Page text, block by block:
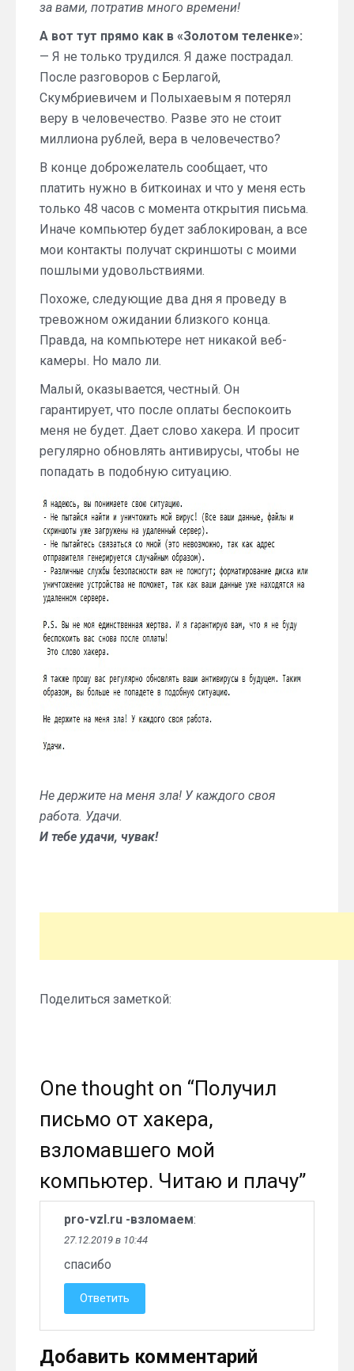
за вами, потратив много времени!
А вот тут прямо как в «Золотом теленке»:
— Я не только трудился. Я даже пострадал.
После разговоров с Берлагой,
Скумбриевичем и Полыхаевым я потерял
веру в человечество. Разве это не стоит
миллиона рублей, вера в человечество?
В конце доброжелатель сообщает, что
платить нужно в биткоинах и что у меня есть
только 48 часов с момента открытия письма.
Иначе компьютер будет заблокирован, а все
мои контакты получат скриншоты с моими
пошлыми удовольствиями.
Похоже, следующие два дня я проведу в
тревожном ожидании близкого конца.
Правда, на компьютере нет никакой веб-
камеры. Но мало ли.
Малый, оказывается, честный. Он
гарантирует, что после оплаты беспокоить
меня не будет. Дает слово хакера. И просит
регулярно обновлять антивирусы, чтобы не
попадать в подобную ситуацию.
Не держите на меня зла! У каждого своя
работа. Удачи.
И тебе удачи, чувак!
Поделиться заметкой:
One thought on “Получил
письмо от хакера,
взломавшего мой
компьютер. Читаю и плачу”
pro-vzl.ru -взломаем:
27.12.2019 в 10:44
спасибо
Ответить
Добавить комментарий